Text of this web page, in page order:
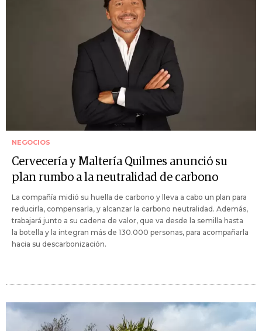
NEGOCIOS
Cervecería y Maltería Quilmes anunció su
plan rumbo a la neutralidad de carbono
La compañía midió su huella de carbono y lleva a cabo un plan para
reducirla, compensarla, y alcanzar la carbono neutralidad. Además,
trabajará junto a su cadena de valor, que va desde la semilla hasta
la botella y la integran más de 130.000 personas, para acompañarla
hacia su descarbonización.